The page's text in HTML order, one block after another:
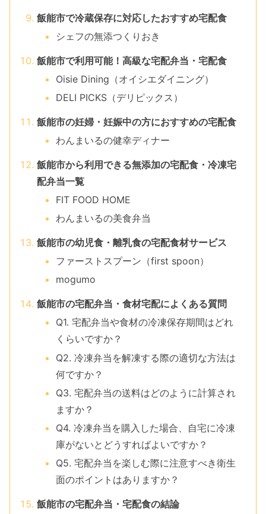
飯能市で冷蔵保存に対応したおすすめ宅配食
シェフの無添つくりおき
飯能市で利用可能！高級な宅配弁当・宅配食
Oisie Dining（オイシエダイニング）
DELI PICKS（デリピックス）
飯能市の妊婦・妊娠中の方におすすめの宅配食
わんまいるの健幸ディナー
飯能市から利用できる無添加の宅配食・冷凍宅
配弁当一覧
FIT FOOD HOME
わんまいるの美食弁当
飯能市の幼児食・離乳食の宅配食材サービス
ファーストスプーン（first spoon）
mogumo
飯能市の宅配弁当・食材宅配によくある質問
Q1. 宅配弁当や食材の冷凍保存期間はどれ
くらいですか？
Q2. 冷凍弁当を解凍する際の適切な方法は
何ですか？
Q3. 宅配弁当の送料はどのように計算され
ますか？
Q4. 冷凍弁当を購入した場合、自宅に冷凍
庫がないとどうすればよいですか？
Q5. 宅配弁当を楽しむ際に注意すべき衛生
面のポイントはありますか？
飯能市の宅配弁当・宅配食の結論